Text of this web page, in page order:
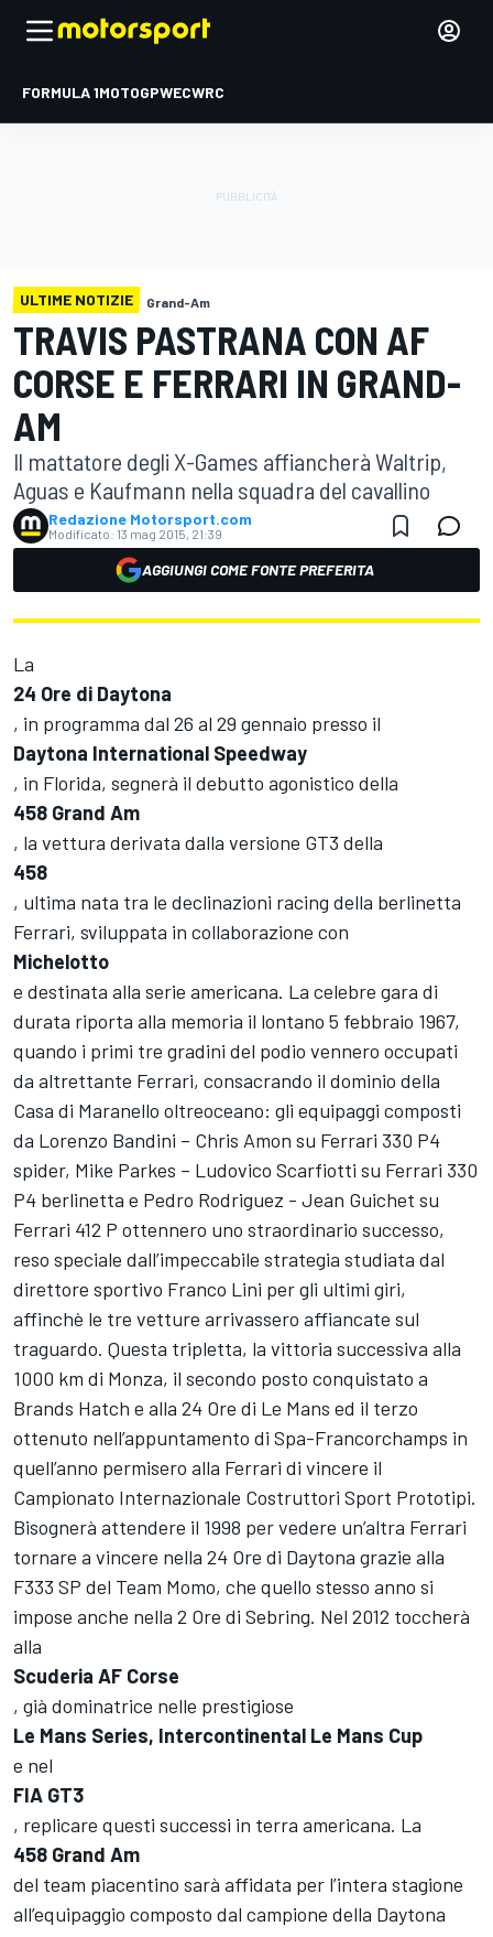
FORMULA 1MOTOGPWECWRC
ULTIME NOTIZIE Grand-Am
TRAVIS PASTRANA CON AF
CORSE E FERRARI IN GRAND-
AM
Il mattatore degli X-Games affiancherà Waltrip,
Aguas e Kaufmann nella squadra del cavallino
Redazione Motorsport.com
Modificato: 13 mag 2015, 21:39
AGGIUNGI COME FONTE PREFERITA
La
24 Ore di Daytona
, in programma dal 26 al 29 gennaio presso il
Daytona International Speedway
, in Florida, segnerà il debutto agonistico della
458 Grand Am
, la vettura derivata dalla versione GT3 della
458
, ultima nata tra le declinazioni racing della berlinetta
Ferrari, sviluppata in collaborazione con
Michelotto
e destinata alla serie americana. La celebre gara di
durata riporta alla memoria il lontano 5 febbraio 1967,
quando i primi tre gradini del podio vennero occupati
da altrettante Ferrari, consacrando il dominio della
Casa di Maranello oltreoceano: gli equipaggi composti
da Lorenzo Bandini – Chris Amon su Ferrari 330 P4
spider, Mike Parkes – Ludovico Scarfiotti su Ferrari 330
P4 berlinetta e Pedro Rodriguez - Jean Guichet su
Ferrari 412 P ottennero uno straordinario successo,
reso speciale dall’impeccabile strategia studiata dal
direttore sportivo Franco Lini per gli ultimi giri,
affinchè le tre vetture arrivassero affiancate sul
traguardo. Questa tripletta, la vittoria successiva alla
1000 km di Monza, il secondo posto conquistato a
Brands Hatch e alla 24 Ore di Le Mans ed il terzo
ottenuto nell’appuntamento di Spa-Francorchamps in
quell’anno permisero alla Ferrari di vincere il
Campionato Internazionale Costruttori Sport Prototipi.
Bisognerà attendere il 1998 per vedere un’altra Ferrari
tornare a vincere nella 24 Ore di Daytona grazie alla
F333 SP del Team Momo, che quello stesso anno si
impose anche nella 2 Ore di Sebring. Nel 2012 toccherà
alla
Scuderia AF Corse
, già dominatrice nelle prestigiose
Le Mans Series, Intercontinental Le Mans Cup
e nel
FIA GT3
, replicare questi successi in terra americana. La
458 Grand Am
del team piacentino sarà affidata per l’intera stagione
all’equipaggio composto dal campione della Daytona